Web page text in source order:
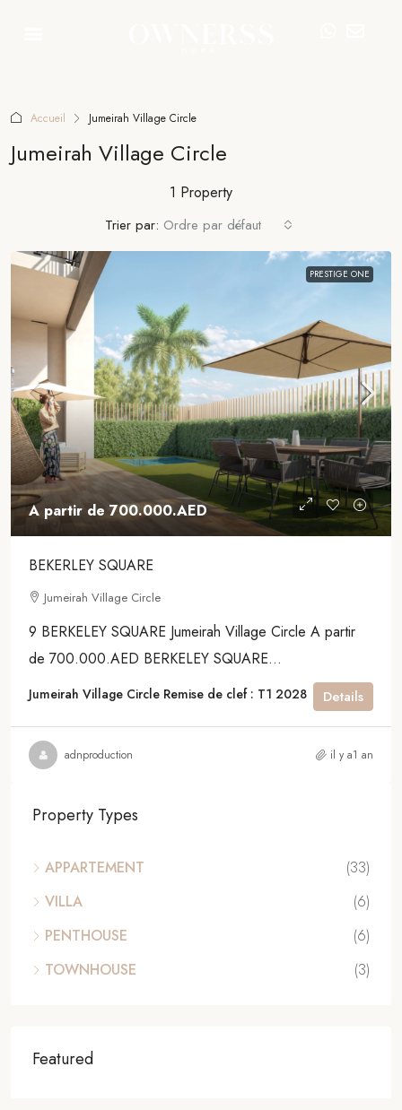
Accueil Jumeirah Village Circle
Jumeirah Village Circle
1 Property
Trier par: Ordre par défaut
PRESTIGE ONE
A partir de 700.000.AED
BEKERLEY SQUARE
Jumeirah Village Circle
9 BERKELEY SQUARE Jumeirah Village Circle A partir
de 700.000.AED BERKELEY SQUARE...
Jumeirah Village Circle Remise de clef : T1 2028 Details
adnproduction il y a1 an
Property Types
APPARTEMENT
(33)
VILLA
(6)
PENTHOUSE
(6)
TOWNHOUSE
(3)
Featured